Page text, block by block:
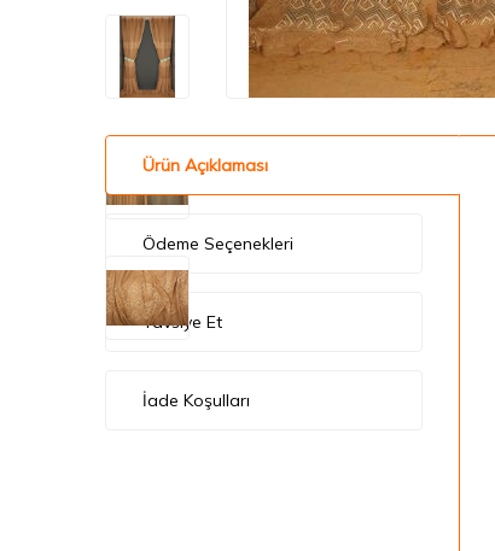
Ürün Açıklaması
Ödeme Seçenekleri
Tavsiye Et
İade Koşulları